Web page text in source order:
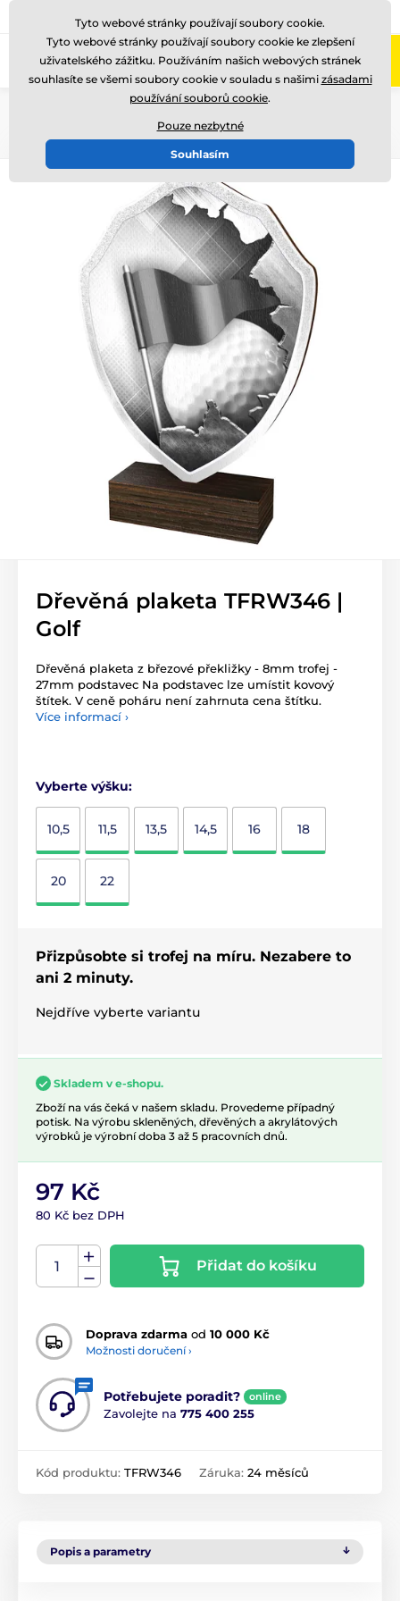
Zavolejte nám (Po-Pá 8-17)
Dřevěná plaketa TFRW346 |
Golf
Dřevěná plaketa z březové překližky - 8mm trofej -
27mm podstavec Na podstavec lze umístit kovový
štítek. V ceně poháru není zahrnuta cena štítku.
Více informací ›
Vyberte výšku:
10,5 11,5 13,5 14,5 16 18
20 22
Přizpůsobte si trofej na míru. Nezabere to
ani 2 minuty.
Nejdříve vyberte variantu
Skladem v e-shopu.
Zboží na vás čeká v našem skladu. Provedeme případný
potisk. Na výrobu skleněných, dřevěných a akrylátových
výrobků je výrobní doba 3 až 5 pracovních dnů.
97 Kč
80 Kč bez DPH
Přidat do košíku
Doprava zdarma od 10 000 Kč
Možnosti doručení ›
Potřebujete poradit? online
Zavolejte na 775 400 255
Kód produktu: TFRW346 Záruka: 24 měsíců
Popis a parametry
Tyto webové stránky používají soubory cookie.
Tyto webové stránky používají soubory cookie ke zlepšení
uživatelského zážitku. Používáním našich webových stránek
souhlasíte se všemi soubory cookie v souladu s našimi zásadami
používání souborů cookie.
Pouze nezbytné
Souhlasím